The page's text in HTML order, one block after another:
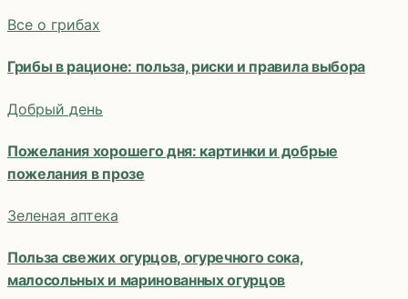
Все о грибах
Грибы в рационе: польза, риски и правила выбора
Добрый день
Пожелания хорошего дня: картинки и добрые
пожелания в прозе
Зеленая аптека
Польза свежих огурцов, огуречного сока,
малосольных и маринованных огурцов